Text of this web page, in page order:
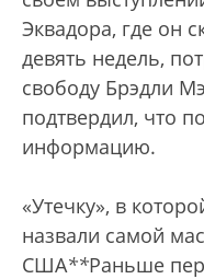
Эквадора, где он
девять недель,
свободу Брэдли
подтвердил, что
информацию.
«Утечку», в
назвали самой
США**Раньше